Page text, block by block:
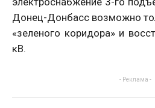
Донец-Донбасс возможно
«зеленого коридора» и
кВ.
- Реклама -